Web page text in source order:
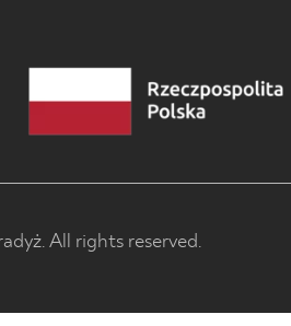
All rights reserved.